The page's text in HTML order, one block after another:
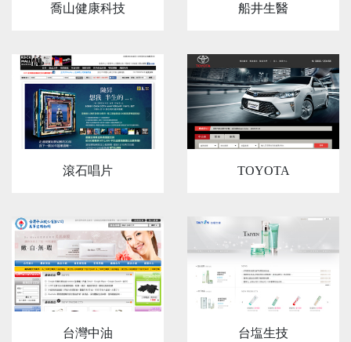
喬山健康科技 船井生醫
滾石唱片 TOYOTA
台灣中油 台塩生技